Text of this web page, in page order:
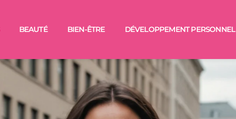
BEAUTÉ BIEN-ÊTRE DÉVELOPPEMENT PERSONNEL